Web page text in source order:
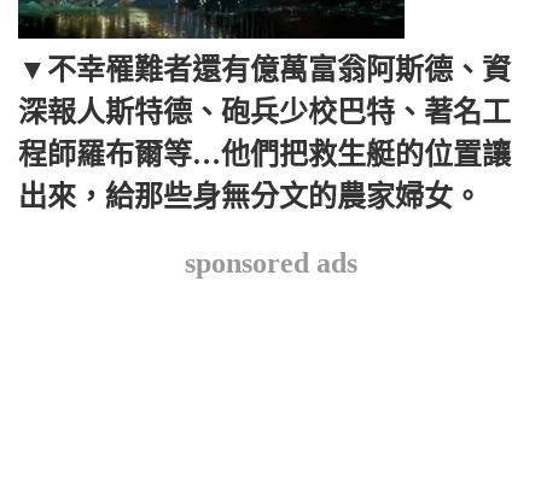
▼不幸罹難者還有億萬富翁阿斯德、資
深報人斯特德、砲兵少校巴特、著名工
程師羅布爾等…他們把救生艇的位置讓
出來，給那些身無分文的農家婦女。
sponsored ads